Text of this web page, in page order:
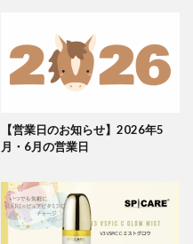
【営業日のお知らせ】2026年5
月・6月の営業日